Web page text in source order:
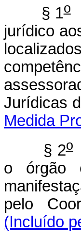
§ 1o
jurídico
Medida
§ 2o
o órgão
pelo
(Incluído